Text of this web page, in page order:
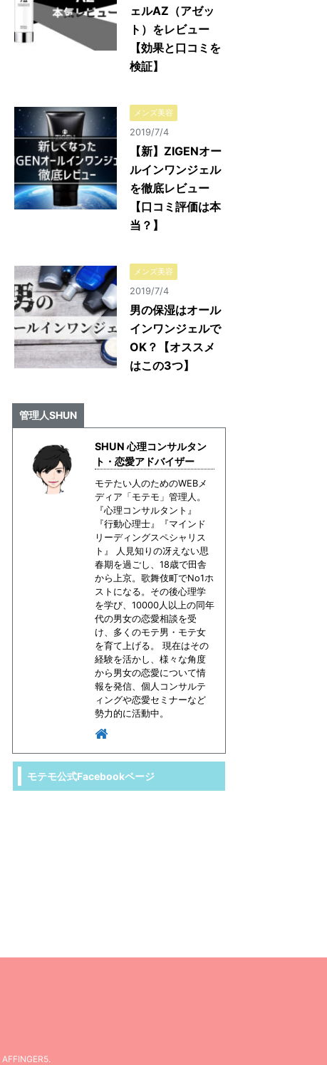
ェルAZ（アゼッ
ト）をレビュー
【効果と口コミを
検証】
メンズ美容
2019/7/4
【新】ZIGENオー
ルインワンジェル
を徹底レビュー
【口コミ評価は本
当？】
メンズ美容
2019/7/4
男の保湿はオール
インワンジェルで
OK？【オススメ
はこの3つ】
管理人SHUN
SHUN 心理コンサルタン
ト・恋愛アドバイザー
モテたい人のためのWEBメ
ディア「モテモ」管理人。
『心理コンサルタント』
『行動心理士』『マインド
リーディングスペシャリス
ト』 人見知りの冴えない思
春期を過ごし、18歳で田舎
から上京。歌舞伎町でNo1ホ
ストになる。その後心理学
を学び、10000人以上の同年
代の男女の恋愛相談を受
け、多くのモテ男・モテ女
を育て上げる。 現在はその
経験を活かし、様々な角度
から男女の恋愛について情
報を発信、個人コンサルテ
ィングや恋愛セミナーなど
勢力的に活動中。
モテモ公式Facebookページ
AFFINGER5.